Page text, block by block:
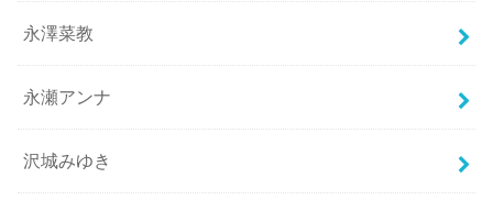
永澤菜教
永瀬アンナ
沢城みゆき